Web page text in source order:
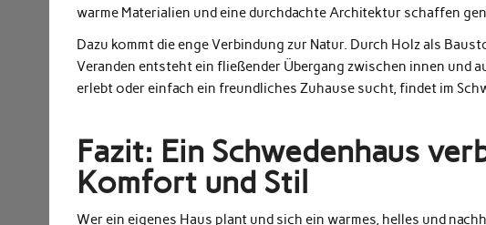
warme Materialien und eine durchdachte Architektur schaffen
Dazu kommt die enge Verbindung zur Natur. Durch Holz als
Veranden entsteht ein fließender Übergang zwischen innen und
erlebt oder einfach ein freundliches Zuhause sucht, findet im
Fazit: Ein Schwedenhaus
Komfort und Stil
Wer ein eigenes Haus plant und sich ein warmes, helles und